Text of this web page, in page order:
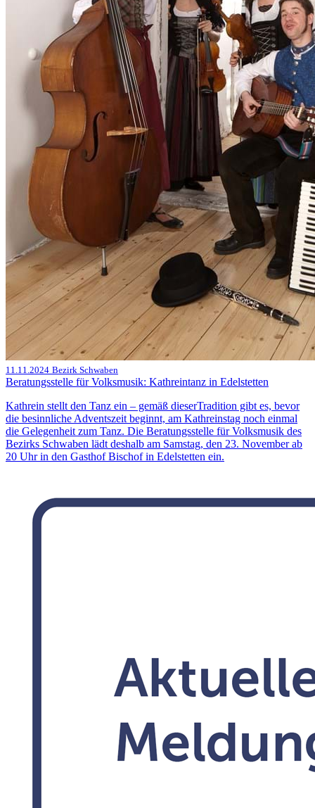
11.11.2024 Bezirk Schwaben
Beratungsstelle für Volksmusik: Kathreintanz in Edelstetten
Kathrein stellt den Tanz ein – gemäß dieserTradition gibt es, bevor
die besinnliche Adventszeit beginnt, am Kathreinstag noch einmal
die Gelegenheit zum Tanz. Die Beratungsstelle für Volksmusik des
Bezirks Schwaben lädt deshalb am Samstag, den 23. November ab
20 Uhr in den Gasthof Bischof in Edelstetten ein.